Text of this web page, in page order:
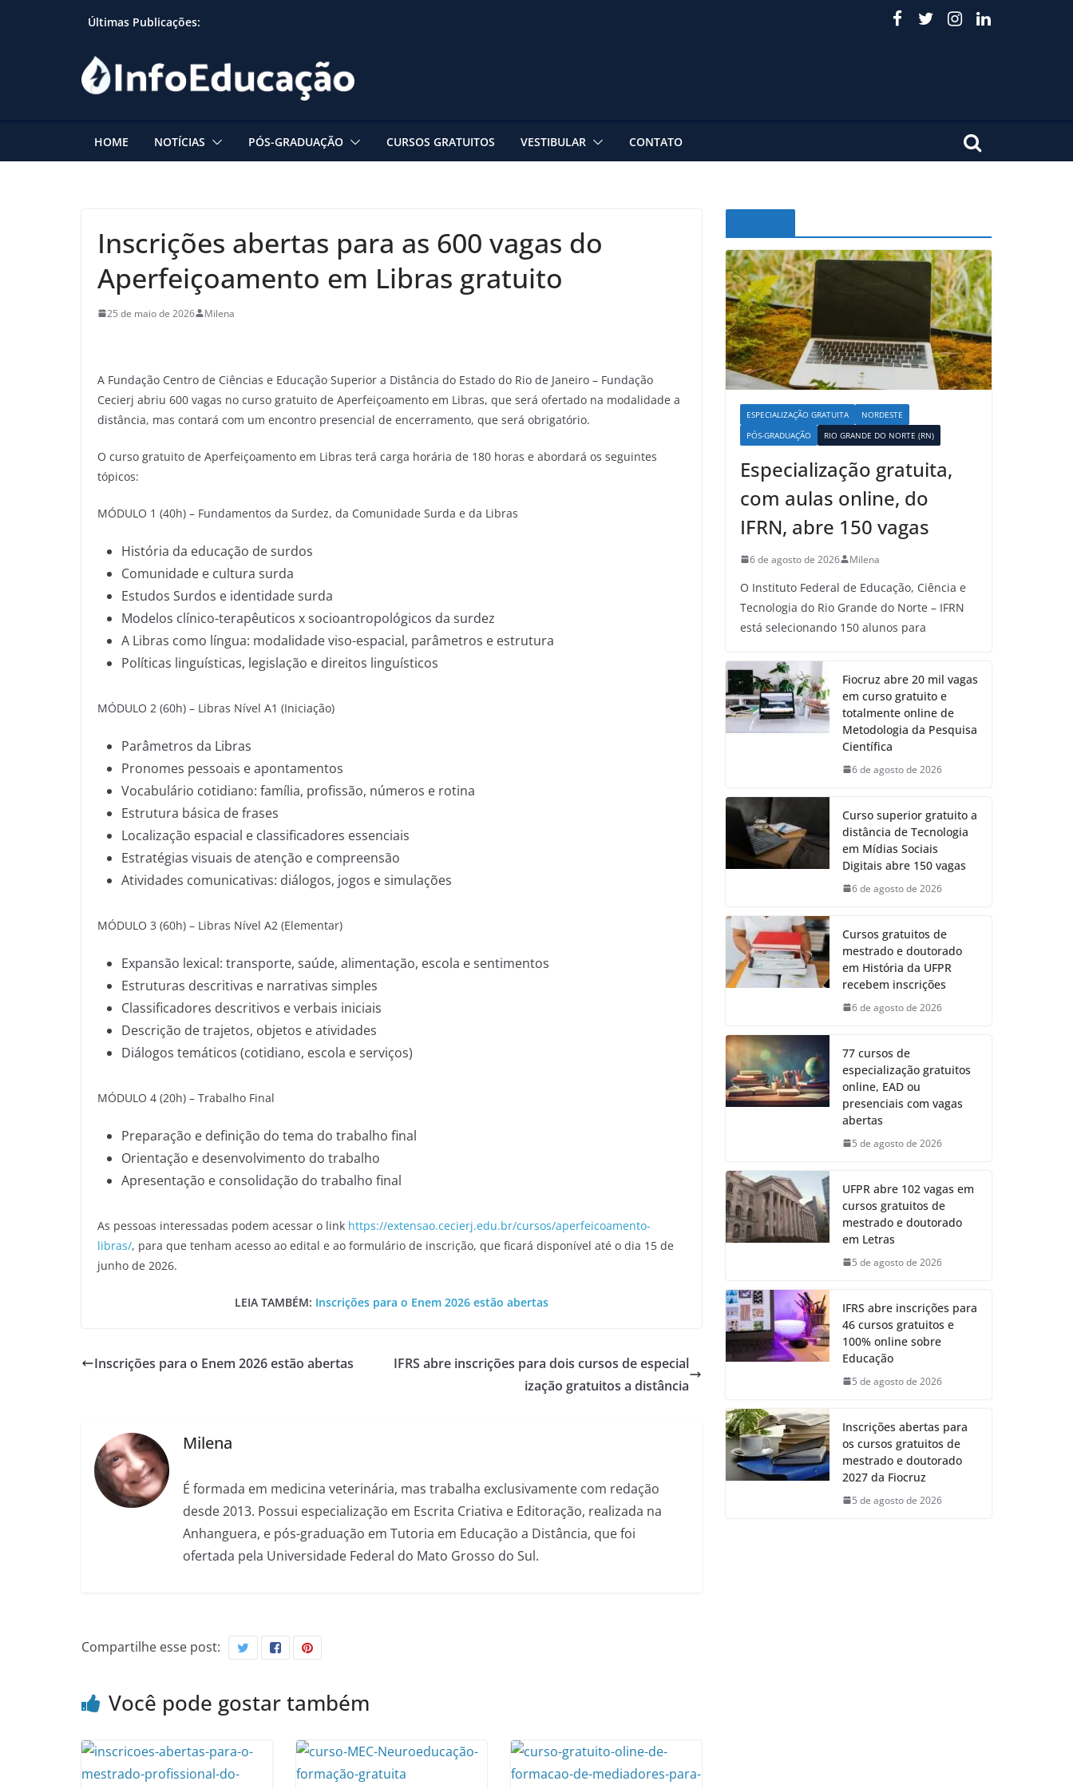
Últimas Publicações:
HOME NOTÍCIAS PÓS-GRADUAÇÃO CURSOS GRATUITOS VESTIBULAR CONTATO
Inscrições abertas para as 600 vagas do
Aperfeiçoamento em Libras gratuito
25 de maio de 2026 Milena
A Fundação Centro de Ciências e Educação Superior a Distância do Estado do Rio de Janeiro – Fundação
Cecierj abriu 600 vagas no curso gratuito de Aperfeiçoamento em Libras, que será ofertado na modalidade a
distância, mas contará com um encontro presencial de encerramento, que será obrigatório.
O curso gratuito de Aperfeiçoamento em Libras terá carga horária de 180 horas e abordará os seguintes
tópicos:
MÓDULO 1 (40h) – Fundamentos da Surdez, da Comunidade Surda e da Libras
História da educação de surdos
Comunidade e cultura surda
Estudos Surdos e identidade surda
Modelos clínico-terapêuticos x socioantropológicos da surdez
A Libras como língua: modalidade viso-espacial, parâmetros e estrutura
Políticas linguísticas, legislação e direitos linguísticos
MÓDULO 2 (60h) – Libras Nível A1 (Iniciação)
Parâmetros da Libras
Pronomes pessoais e apontamentos
Vocabulário cotidiano: família, profissão, números e rotina
Estrutura básica de frases
Localização espacial e classificadores essenciais
Estratégias visuais de atenção e compreensão
Atividades comunicativas: diálogos, jogos e simulações
MÓDULO 3 (60h) – Libras Nível A2 (Elementar)
Expansão lexical: transporte, saúde, alimentação, escola e sentimentos
Estruturas descritivas e narrativas simples
Classificadores descritivos e verbais iniciais
Descrição de trajetos, objetos e atividades
Diálogos temáticos (cotidiano, escola e serviços)
MÓDULO 4 (20h) – Trabalho Final
Preparação e definição do tema do trabalho final
Orientação e desenvolvimento do trabalho
Apresentação e consolidação do trabalho final
As pessoas interessadas podem acessar o link https://extensao.cecierj.edu.br/cursos/aperfeicoamento-
libras/, para que tenham acesso ao edital e ao formulário de inscrição, que ficará disponível até o dia 15 de
junho de 2026.
LEIA TAMBÉM: Inscrições para o Enem 2026 estão abertas
Inscrições para o Enem 2026 estão abertas
IFRS abre inscrições para dois cursos de especial
ização gratuitos a distância
Milena
É formada em medicina veterinária, mas trabalha exclusivamente com redação
desde 2013. Possui especialização em Escrita Criativa e Editoração, realizada na
Anhanguera, e pós-graduação em Tutoria em Educação a Distância, que foi
ofertada pela Universidade Federal do Mato Grosso do Sul.
Compartilhe esse post:
Você pode gostar também
ESPECIALIZAÇÃO GRATUITA
NORDESTE
PÓS-GRADUAÇÃO
RIO GRANDE DO NORTE (RN)
Especialização gratuita,
com aulas online, do
IFRN, abre 150 vagas
6 de agosto de 2026 Milena
O Instituto Federal de Educação, Ciência e
Tecnologia do Rio Grande do Norte – IFRN
está selecionando 150 alunos para
Fiocruz abre 20 mil vagas
em curso gratuito e
totalmente online de
Metodologia da Pesquisa
Científica
6 de agosto de 2026
Curso superior gratuito a
distância de Tecnologia
em Mídias Sociais
Digitais abre 150 vagas
6 de agosto de 2026
Cursos gratuitos de
mestrado e doutorado
em História da UFPR
recebem inscrições
6 de agosto de 2026
77 cursos de
especialização gratuitos
online, EAD ou
presenciais com vagas
abertas
5 de agosto de 2026
UFPR abre 102 vagas em
cursos gratuitos de
mestrado e doutorado
em Letras
5 de agosto de 2026
IFRS abre inscrições para
46 cursos gratuitos e
100% online sobre
Educação
5 de agosto de 2026
Inscrições abertas para
os cursos gratuitos de
mestrado e doutorado
2027 da Fiocruz
5 de agosto de 2026